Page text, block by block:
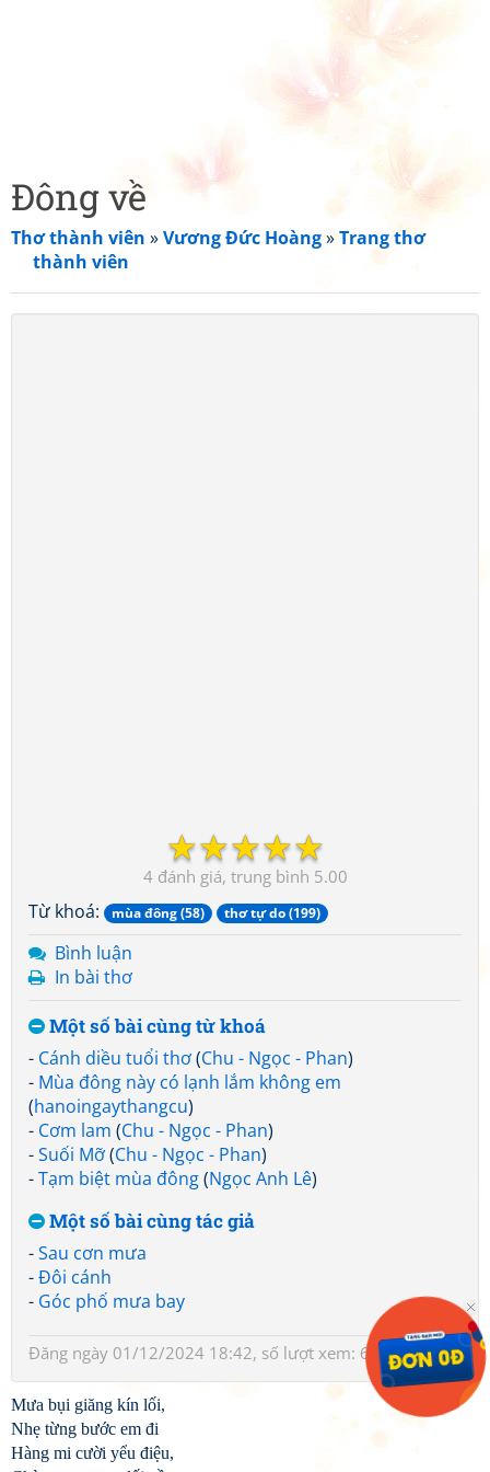
Đông về
Thơ thành viên »Vương Đức Hoàng»Trang thơ
thành viên
☆
☆
☆
☆
☆
4 5.00
Từ khoá: mùa đông (58) thơ tự do (199)
Bình luận
In bài thơ
Một số bài cùng từ khoá
- Cánh diều tuổi thơ(Chu - Ngọc - Phan)
- Mùa đông này có lạnh lắm không em
(hanoingaythangcu)
- Cơm lam (Chu - Ngọc - Phan)
-Suối Mỡ(Chu - Ngọc - Phan)
-Tạm biệt mùa đông(Ngọc Anh Lê)
Một số bài cùng tác giả
-Sau cơn mưa
-Đôi cánh
- Góc phố mưa bay
Đăng ngày 01/12/2024 18:42, số lượt xem: 657
Mưa bụi giăng kín lối,
Nhẹ từng bước em đi
Hàng mi cười yểu điệu,